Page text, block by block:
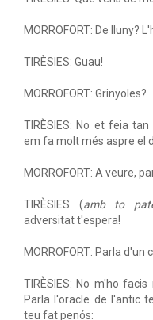
MORROFORT: De lluny?
TIRÈSIES: Guau!
MORROFORT: Grinyoles?
TIRÈSIES: No et feia
em fa molt més aspre el
MORROFORT: A veure,
TIRÈSIES (amb to
adversitat t'espera!
MORROFORT: Parla d'un
TIRÈSIES: No m'ho
Parla l'oracle de l'antic
teu fat penós: